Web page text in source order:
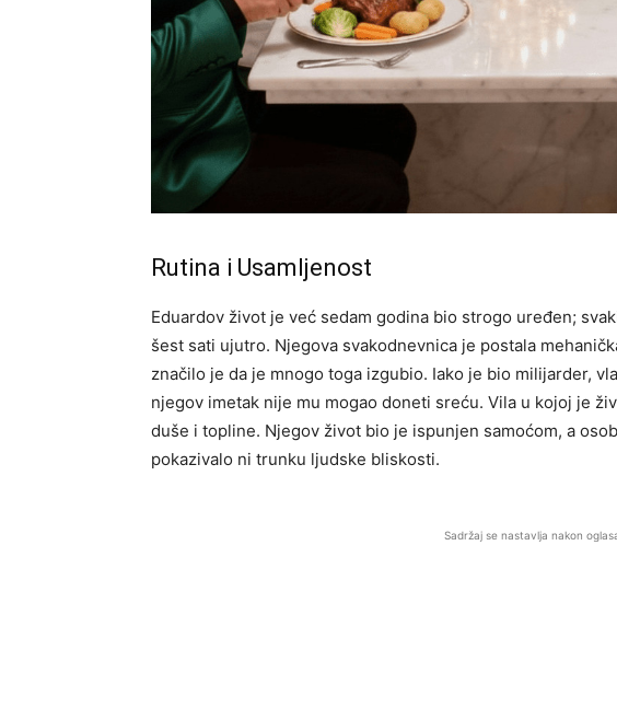
Rutina i Usamljenost
Eduardov život je već sedam godina bio strogo uređen;
šest sati ujutro. Njegova svakodnevnica je postala
značilo je da je mnogo toga izgubio. Iako je bio milijarder,
njegov imetak nije mu mogao doneti sreću. Vila u kojoj je
duše i topline. Njegov život bio je ispunjen samoćom, a
pokazivalo ni trunku ljudske bliskosti.
Sadržaj se nastavlja nakon